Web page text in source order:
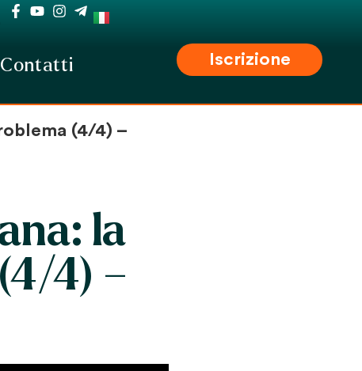
Contatti Iscrizione
(4/4) –
la
4) –